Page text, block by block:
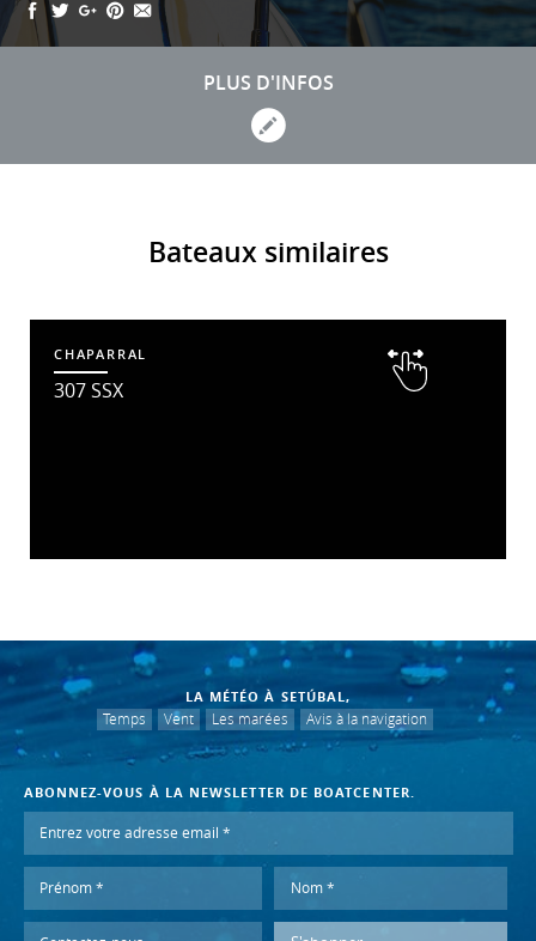
PLUS D'INFOS
Bateaux similaires
CHAPARRAL
307 SSX
LA MÉTÉO À SETÚBAL,
Temps
Vent Les marées Avis à la navigation
ABONNEZ-VOUS À LA NEWSLETTER DE BOATCENTER.